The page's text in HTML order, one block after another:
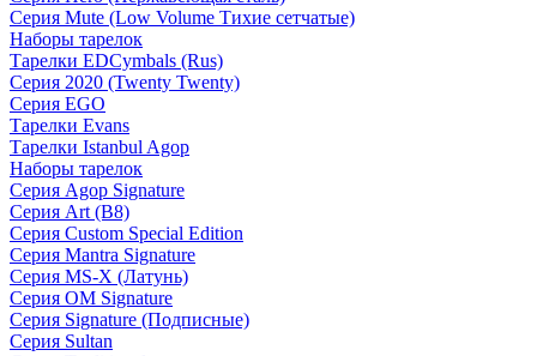
Серия Mute (Low Volume Тихие сетчатые)
Наборы тарелок
Тарелки EDCymbals (Rus)
Серия 2020 (Twenty Twenty)
Серия EGO
Тарелки Evans
Тарелки Istanbul Agop
Наборы тарелок
Серия Agop Signature
Серия Art (B8)
Серия Custom Special Edition
Серия Mantra Signature
Серия MS-X (Латунь)
Серия OM Signature
Серия Signature (Подписные)
Серия Sultan